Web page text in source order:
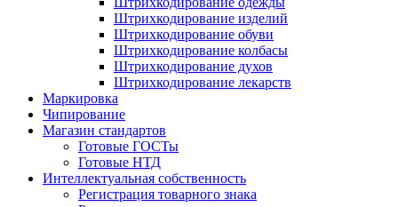
Штрихкодирование изделий
Штрихкодирование обуви
Штрихкодирование колбасы
Штрихкодирование духов
Штрихкодирование лекарств
Маркировка
Чипирование
Магазин стандартов
Готовые ГОСТы
Готовые НТД
Интеллектуальная собственность
Регистрация товарного знака